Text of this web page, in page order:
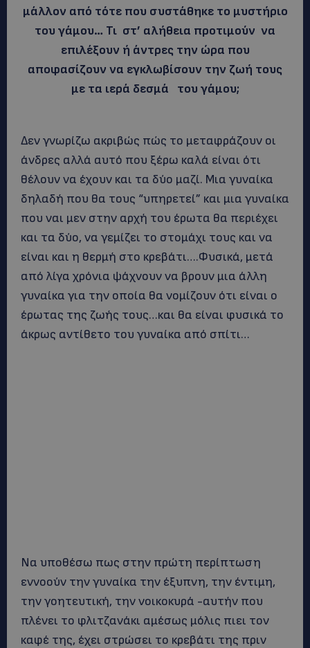
μάλλον από τότε που συστάθηκε το μυστήριο
του γάμου… Τι στ’ αλήθεια προτιμούν να
επιλέξουν ή άντρες την ώρα που
αποφασίζουν να εγκλωβίσουν την ζωή τους
με τα ιερά δεσμά του γάμου;
Δεν γνωρίζω ακριβώς πώς το μεταφράζουν οι
άνδρες αλλά αυτό που ξέρω καλά είναι ότι
θέλουν να έχουν και τα δύο μαζί. Μια γυναίκα
δηλαδή που θα τους “υπηρετεί” και μια γυναίκα
που ναι μεν στην αρχή του έρωτα θα περιέχει
και τα δύο, να γεμίζει το στομάχι τους και να
είναι και η θερμή στο κρεβάτι….Φυσικά, μετά
από λίγα χρόνια ψάχνουν να βρουν μια άλλη
γυναίκα για την οποία θα νομίζουν ότι είναι ο
έρωτας της ζωής τους…και θα είναι φυσικά το
άκρως αντίθετο του γυναίκα από σπίτι…
Να υποθέσω πως στην πρώτη περίπτωση
εννοούν την γυναίκα την έξυπνη, την έντιμη,
την γοητευτική, την νοικοκυρά -αυτήν που
πλένει το φλιτζανάκι αμέσως μόλις πιει τον
καφέ της, έχει στρώσει το κρεβάτι της πριν